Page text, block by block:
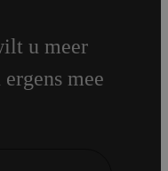
u meer
mee